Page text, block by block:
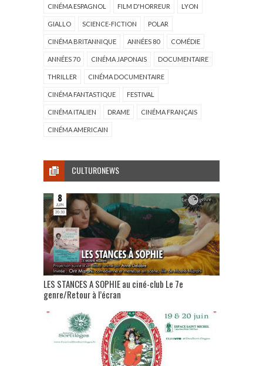
CINÉMA ESPAGNOL FILM D'HORREUR LYON
GIALLO SCIENCE-FICTION POLAR
CINÉMA BRITANNIQUE ANNÉES 80 COMÉDIE
ANNÉES 70 CINÉMA JAPONAIS DOCUMENTAIRE
THRILLER CINÉMA DOCUMENTAIRE
CINÉMA FANTASTIQUE FESTIVAL
CINÉMA ITALIEN DRAME CINÉMA FRANÇAIS
CINÉMA AMERICAIN
CULTURONEWS
LES STANCES A SOPHIE au ciné-club Le 7e
genre/Retour à l’écran